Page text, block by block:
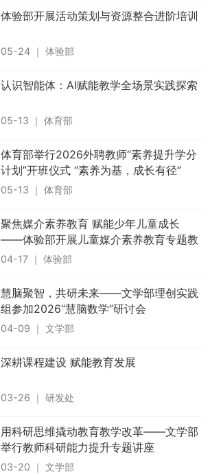
体验部开展活动策划与资源整合进阶培训
05-24 ｜ 体验部
认识智能体：AI赋能教学全场景实践探索
05-13 ｜ 体育部
体育部举行2026外聘教师“素养提升学分
计划”开班仪式 “素养为基，成长有径”
05-13 ｜ 体育部
聚焦媒介素养教育 赋能少年儿童成长
——体验部开展儿童媒介素养教育专题教
研活动
04-17 ｜ 体验部
慧脑聚智，共研未来——文学部理创实践
组参加2026“慧脑数学”研讨会
04-09 ｜ 文学部
深耕课程建设 赋能教育发展
03-26 ｜ 研发处
用科研思维撬动教育教学改革——文学部
举行教师科研能力提升专题讲座
03-20 ｜ 文学部